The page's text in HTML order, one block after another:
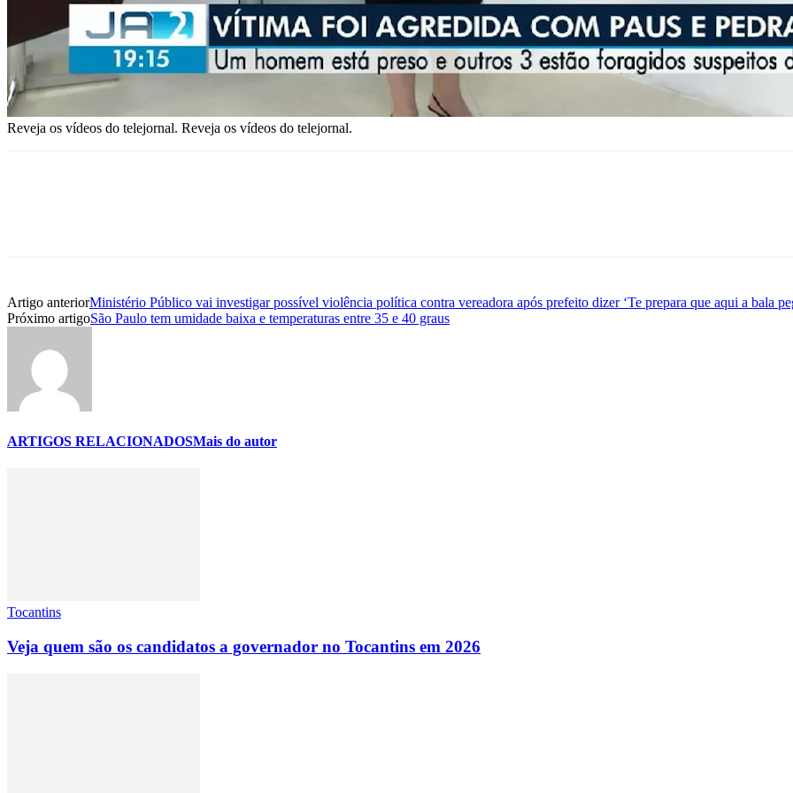
Reveja os vídeos do telejornal. Reveja os vídeos do telejornal.
Artigo anteriorMinistério Público vai investigar possível violência política contra vereadora após prefeito dizer ‘Te prepara que aqui a bala
Próximo artigoSão Paulo tem umidade baixa e temperaturas entre 35 e 40 graus
ARTIGOS RELACIONADOSMais do autor
Tocantins
Veja quem são os candidatos a governador no Tocantins em 2026